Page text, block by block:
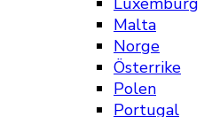
Malta
Norge
Österrike
Polen
Portugal